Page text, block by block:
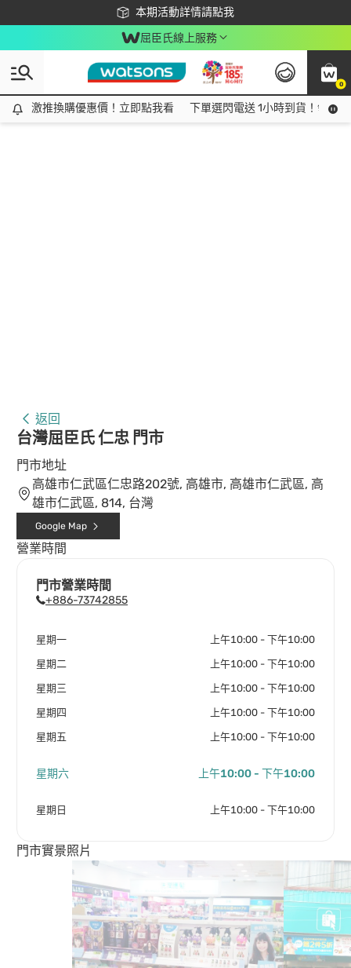
本期活動詳情請點我
下載app最高回饋$350
屈臣氏線上服務
0
激推換購優惠價！立即點我看
激推換購優惠價！立即點我看 下單選閃電送 1小時到貨！領神
返回
台灣屈臣氏 仁忠 門市
門市地址
高雄市仁武區仁忠路202號, 高雄市, 高雄市仁武區, 高
雄市仁武區, 814, 台灣
Google Map
營業時間
門市營業時間
+886-73742855
星期一 上午10:00 - 下午10:00
星期二 上午10:00 - 下午10:00
星期三 上午10:00 - 下午10:00
星期四 上午10:00 - 下午10:00
星期五 上午10:00 - 下午10:00
星期六 上午10:00 - 下午10:00
星期日 上午10:00 - 下午10:00
門市實景照片